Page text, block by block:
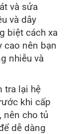
và sửa
và dây
biệt cách xa
cao nên bạn
nhiễu và
tra lại hệ
khi cấp
nên cho tủ
dễ dàng